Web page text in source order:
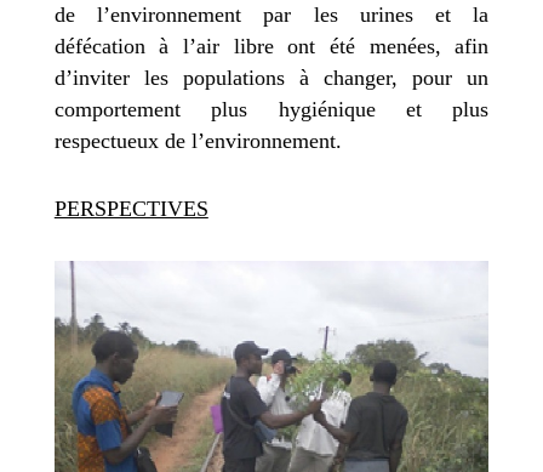
de l’environnement par les urines et la
défécation à l’air libre ont été menées, afin
d’inviter les populations à changer, pour un
comportement plus hygiénique et plus
respectueux de l’environnement.
PERSPECTIVES